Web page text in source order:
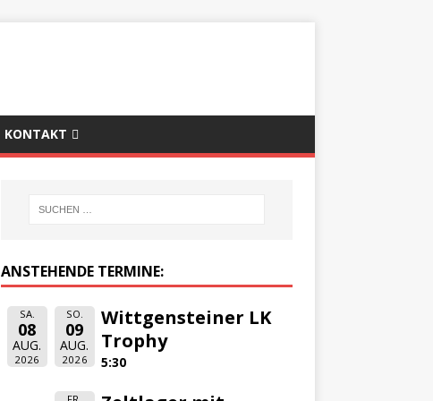
KONTAKT
ANSTEHENDE TERMINE:
SA.
08
AUG.
2026
SO.
09
AUG.
2026
Wittgensteiner LK
Trophy
5:30